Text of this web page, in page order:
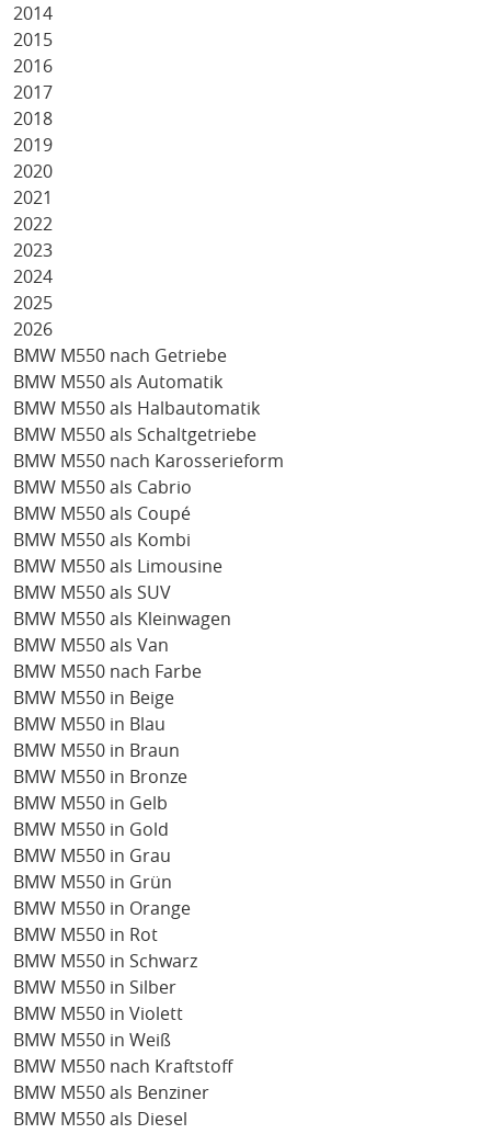
2014
2015
2016
2017
2018
2019
2020
2021
2022
2023
2024
2025
2026
BMW M550 nach Getriebe
BMW M550 als Automatik
BMW M550 als Halbautomatik
BMW M550 als Schaltgetriebe
BMW M550 nach Karosserieform
BMW M550 als Cabrio
BMW M550 als Coupé
BMW M550 als Kombi
BMW M550 als Limousine
BMW M550 als SUV
BMW M550 als Kleinwagen
BMW M550 als Van
BMW M550 nach Farbe
BMW M550 in Beige
BMW M550 in Blau
BMW M550 in Braun
BMW M550 in Bronze
BMW M550 in Gelb
BMW M550 in Gold
BMW M550 in Grau
BMW M550 in Grün
BMW M550 in Orange
BMW M550 in Rot
BMW M550 in Schwarz
BMW M550 in Silber
BMW M550 in Violett
BMW M550 in Weiß
BMW M550 nach Kraftstoff
BMW M550 als Benziner
BMW M550 als Diesel